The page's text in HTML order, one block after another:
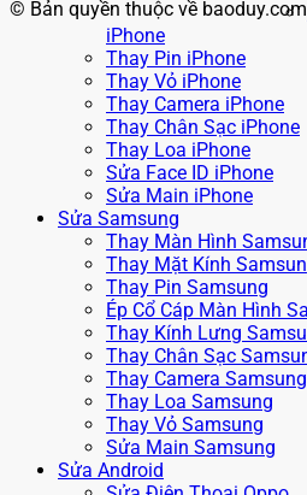
© Bản quyền thuộc về baoduy.com
iPhone
Thay Pin iPhone
Thay Vỏ iPhone
Thay Camera iPhone
Thay Chân Sạc iPhone
Thay Loa iPhone
Sửa Face ID iPhone
Sửa Main iPhone
Sửa Samsung
Thay Màn Hình
Thay Mặt Kính
Thay Pin Samsung
Ép Cổ Cáp Màn Hình
Thay Kính Lưng
Thay Chân Sạc
Thay Camera Samsung
Thay Loa Samsung
Thay Vỏ Samsung
Sửa Main Samsung
Sửa Android